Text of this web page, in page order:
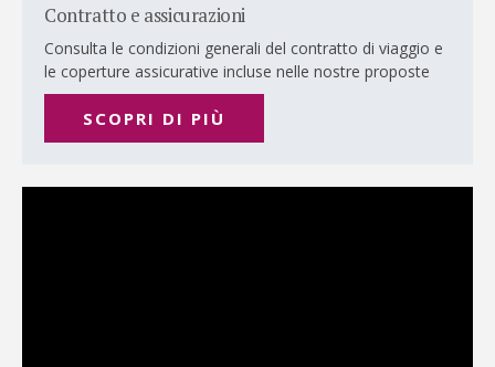
Contratto e assicurazioni
Consulta le condizioni generali del contratto di viaggio e
le coperture assicurative incluse nelle nostre proposte
SCOPRI DI PIÙ